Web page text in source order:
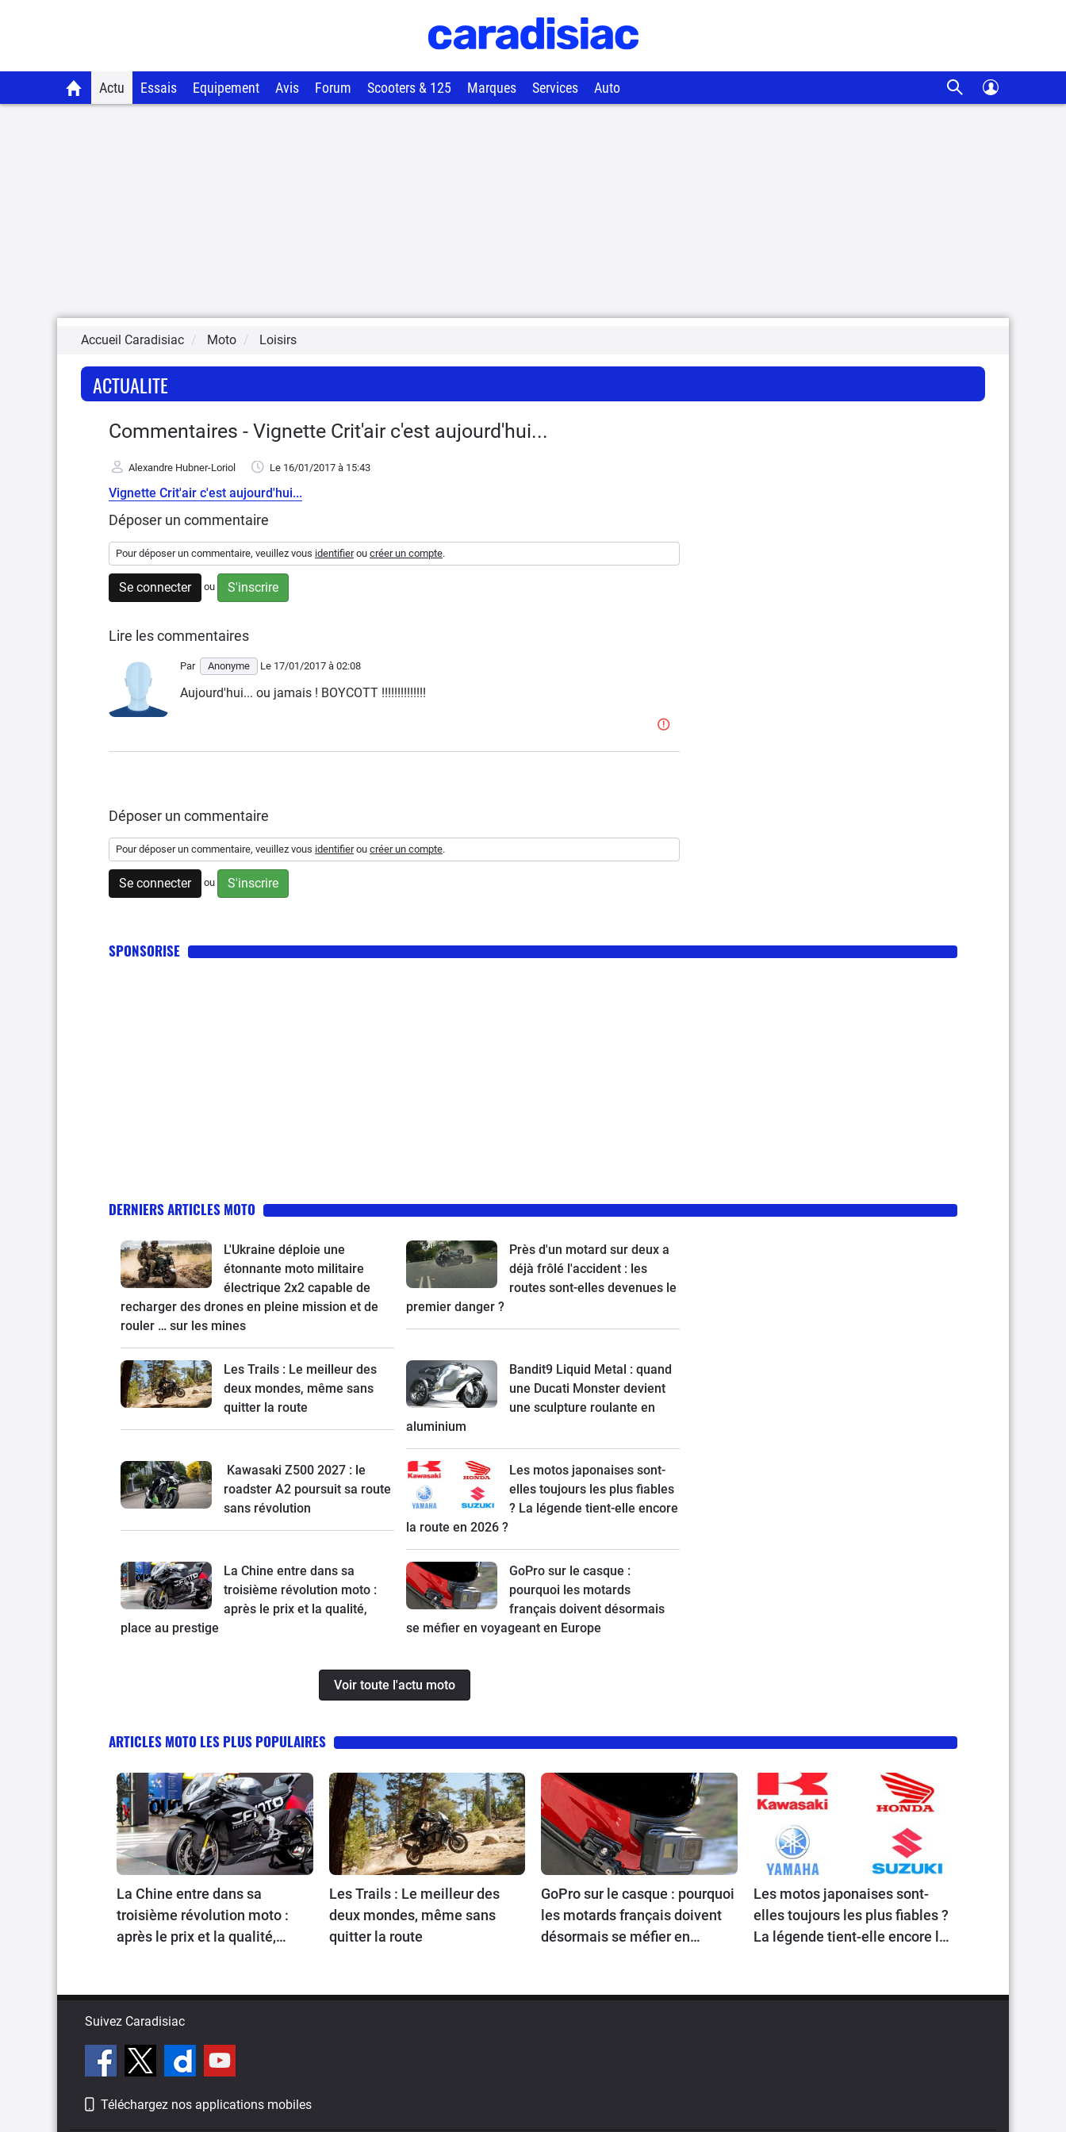
Actu Essais Equipement Avis Forum Scooters & 125 Marques Services Auto
Accueil Caradisiac Moto Loisirs
ACTUALITE
Commentaires - Vignette Crit'air c'est aujourd'hui...
Alexandre Hubner-Loriol Le 16/01/2017 à 15:43
Vignette Crit'air c'est aujourd'hui...
Déposer un commentaire
Pour déposer un commentaire, veuillez vous identifierou créer un compte.
Se connecter ou S'inscrire
Lire les commentaires
Par Anonyme Le 17/01/2017 à 02:08
Aujourd'hui... ou jamais ! BOYCOTT !!!!!!!!!!!!!!
Déposer un commentaire
Pour déposer un commentaire, veuillez vous identifierou créer un compte.
Se connecter ou S'inscrire
SPONSORISE
DERNIERS ARTICLES MOTO
L'Ukraine déploie une
étonnante moto militaire
électrique 2x2 capable de
recharger des drones en pleine mission et de
rouler … sur les mines
Près d'un motard sur deux a
déjà frôlé l'accident : les
routes sont-elles devenues le
premier danger ?
Les Trails : Le meilleur des
deux mondes, même sans
quitter la route
Bandit9 Liquid Metal : quand
une Ducati Monster devient
une sculpture roulante en
aluminium
Kawasaki Z500 2027 : le
roadster A2 poursuit sa route
sans révolution
Les motos japonaises sont-
elles toujours les plus fiables
? La légende tient-elle encore
la route en 2026 ?
La Chine entre dans sa
troisième révolution moto :
après le prix et la qualité,
place au prestige
GoPro sur le casque :
pourquoi les motards
français doivent désormais
se méfier en voyageant en Europe
Voir toute l'actu moto
ARTICLES MOTO LES PLUS POPULAIRES
La Chine entre dans sa
troisième révolution moto :
après le prix et la qualité,
Les Trails : Le meilleur des
deux mondes, même sans
quitter la route
GoPro sur le casque : pourquoi
les motards français doivent
désormais se méfier en
Les motos japonaises sont-
elles toujours les plus fiables ?
La légende tient-elle encore la
Suivez Caradisiac
Téléchargez nos applications mobiles